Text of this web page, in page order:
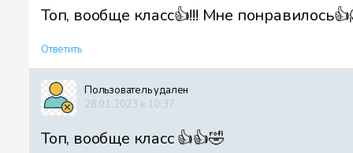
Топ, вообще класс👍!!! Мне
Ответить
Пользователь удален
28.01.2023 в 10:37
Топ, вообще класс 👍👍🤣